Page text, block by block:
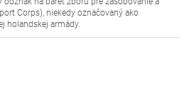
Corps), niekedy označovaný ako
holandskej armády.